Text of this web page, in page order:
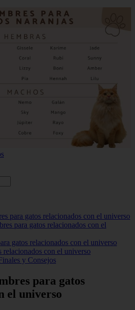
para gatos relacionados con el universo
para gatos relacionados con el
gatos relacionados con el universo
relacionados con el universo
y Consejos
para gatos
el universo